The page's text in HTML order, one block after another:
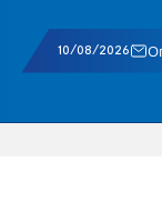
10/08/2026